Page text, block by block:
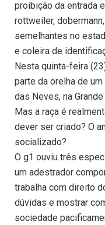
proibição da entrada
rottweiler,
semelhantes no
e coleira de
Nesta quinta-feira
parte da orelha de
das Neves, na
Mas a raça é
dever ser criado? O
socializado?
O g1 ouviu três
um adestrador
trabalha com direito
dúvidas e mostrar
sociedade